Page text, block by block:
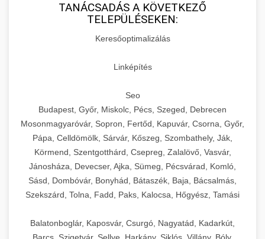
TANÁCSADÁS A KÖVETKEZŐ
TELEPÜLÉSEKEN:
Keresőoptimalizálás
Linképítés
Seo
Budapest, Győr, Miskolc, Pécs, Szeged, Debrecen
Mosonmagyaróvár, Sopron, Fertőd, Kapuvár, Csorna, Győr,
Pápa, Celldömölk, Sárvár, Kőszeg, Szombathely, Ják,
Körmend, Szentgotthárd, Csepreg, Zalalövő, Vasvár,
Jánosháza, Devecser, Ajka, Sümeg, Pécsvárad, Komló,
Sásd, Dombóvár, Bonyhád, Bátaszék, Baja, Bácsalmás,
Szekszárd, Tolna, Fadd, Paks, Kalocsa, Hőgyész, Tamási
Balatonboglár, Kaposvár, Csurgó, Nagyatád, Kadarkút,